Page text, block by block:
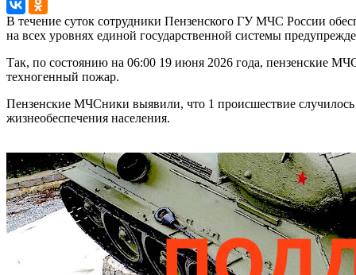
В течение суток сотрудники Пензенского ГУ МЧС России
на всех уровнях единой государственной системы
Так, по состоянию на 06:00 19 июня 2026 года, пензенские
техногенный пожар.
Пензенские МЧСники выявили, что 1 происшествие случилось
жизнеобеспечения населения.